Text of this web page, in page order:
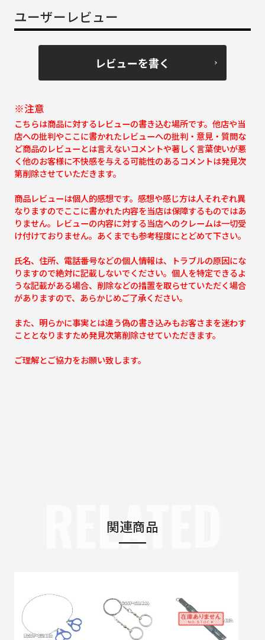
ユーザーレビュー
レビューを書く
※注意
こちらは商品に対するレビューの書き込む場所です。他店や当
店への批判やここに書かれたレビューへの批判・意見・質問な
ど商品のレビューとは言えないコメントや著しく言葉使いが悪
く他のお客様に不快感を与える可能性のあるコメントは発見次
第削除させていただきます。
商品レビューは個人的感想です。感想や感じ方は人それぞれ異
なりますのでここに書かれた内容を当店は保障するものではあ
りません。レビューの内容に対する当店へのクレームは一切受
け付けておりません。あくまでも参考程度にとどめて下さい。
氏名、住所、電話番号などの個人情報は、トラブルの原因にな
りますので絶対に記載しないでください。個人を特定できるよ
うな記載がある場合、削除などの措置を取らせていただく場合
がありますので、あらかじめご了承ください。
また、明らかに事実とは違う偽の書き込みもお客さまを迷わす
こととなりますため発見次第削除させていただきます。
ご理解とご協力をお願い致します。
関連商品
RELATED